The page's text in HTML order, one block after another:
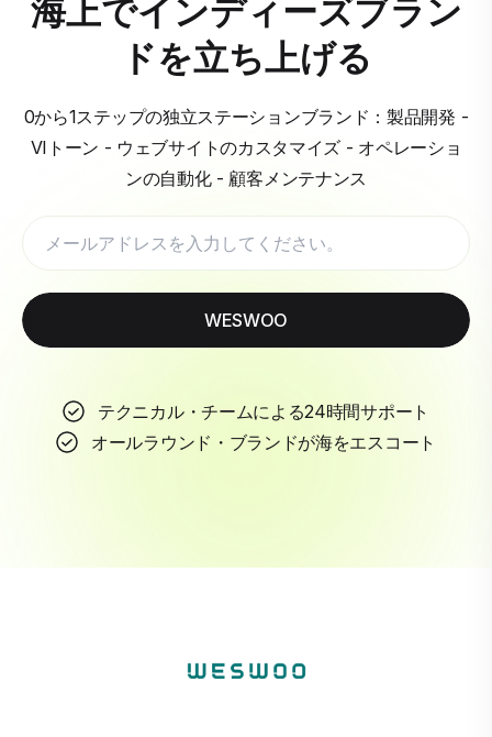
海上でインディーズブラン
ドを立ち上げる
0から1ステップの独立ステーションブランド：製品開発 -
VIトーン - ウェブサイトのカスタマイズ - オペレーショ
ンの自動化 - 顧客メンテナンス
WESWOO
テクニカル・チームによる24時間サポート
オールラウンド・ブランドが海をエスコート